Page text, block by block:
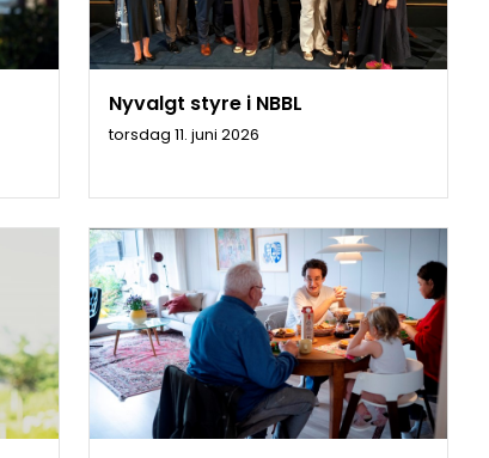
Nyvalgt styre i NBBL
torsdag 11. juni 2026